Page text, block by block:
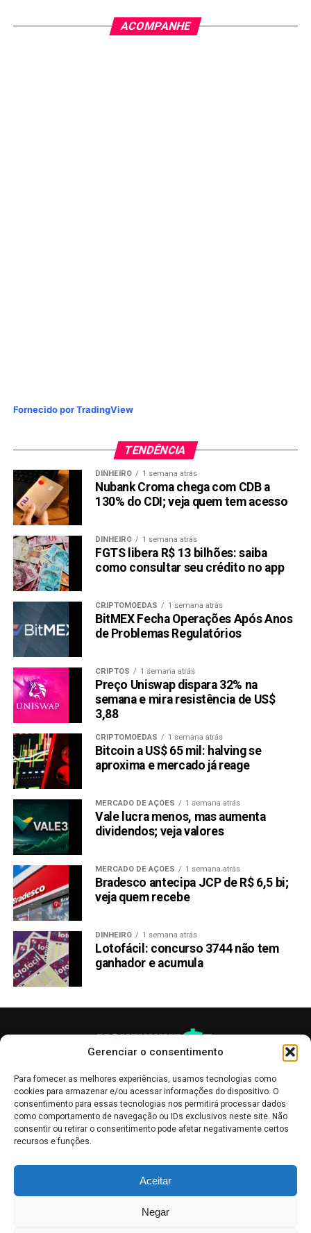
Gerenciar o consentimento
Para fornecer as melhores experiências, usamos tecnologias como
cookies para armazenar e/ou acessar informações do dispositivo. O
consentimento para essas tecnologias nos permitirá processar dados
como comportamento de navegação ou IDs exclusivos neste site. Não
consentir ou retirar o consentimento pode afetar negativamente certos
recursos e funções.
Aceitar
Negar
ACOMPANHE
Fornecido por TradingView
TENDÊNCIA
DINHEIRO 1 semana atrás
Nubank Croma chega com CDB a
130% do CDI; veja quem tem acesso
DINHEIRO 1 semana atrás
FGTS libera R$ 13 bilhões: saiba
como consultar seu crédito no app
CRIPTOMOEDAS 1 semana atrás
BitMEX Fecha Operações Após Anos
de Problemas Regulatórios
CRIPTOS 1 semana atrás
Preço Uniswap dispara 32% na
semana e mira resistência de US$
3,88
CRIPTOMOEDAS 1 semana atrás
Bitcoin a US$ 65 mil: halving se
aproxima e mercado já reage
MERCADO DE AÇÕES 1 semana atrás
Vale lucra menos, mas aumenta
dividendos; veja valores
MERCADO DE AÇÕES 1 semana atrás
Bradesco antecipa JCP de R$ 6,5 bi;
veja quem recebe
DINHEIRO 1 semana atrás
Lotofácil: concurso 3744 não tem
ganhador e acumula
informativo, servindo como boletins de divulgação, e não devem ser
interpretadas como recomendações de investimento.Leia mais
Bolsa de Valores